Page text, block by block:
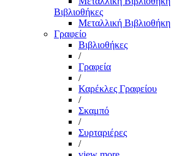
Βιβλιοθήκες
Μεταλλική Βιβλιοθήκη
Γραφείο
Βιβλιοθήκες
/
Γραφεία
/
Καρέκλες Γραφείου
/
Σκαμπό
/
Συρταριέρες
/